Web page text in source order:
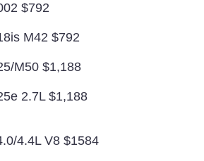
$792
M42 $792
M50 $1,188
2.7L $1,188
4.4L V8 $1584